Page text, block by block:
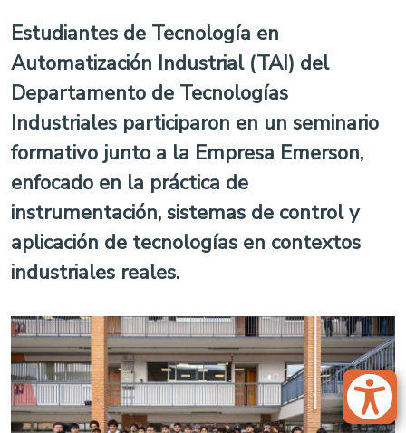
Estudiantes de Tecnología en
Automatización Industrial (TAI) del
Departamento de Tecnologías
Industriales participaron en un seminario
formativo junto a la Empresa Emerson,
enfocado en la práctica de
instrumentación, sistemas de control y
aplicación de tecnologías en contextos
industriales reales.